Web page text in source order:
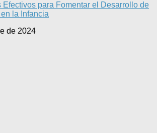
Efectivos para Fomentar el Desarrollo de
la Infancia
de 2024